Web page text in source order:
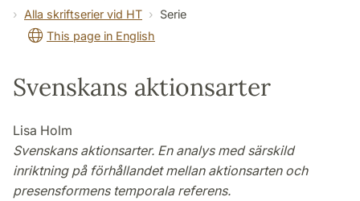
Alla skriftserier vid HT
Serie
This page in English
Svenskans aktionsarter
Lisa Holm
Svenskans aktionsarter. En analys med särskild
inriktning på förhållandet mellan aktionsarten och
presensformens temporala referens.